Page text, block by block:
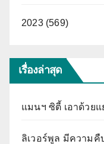
2023 (569)
เรื่องล่าสุด
แมนฯ ซิตี้ เอาด้วย
ลิเวอร์พูล มีความ